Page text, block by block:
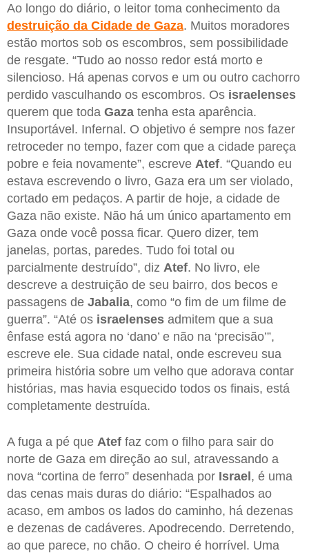
Ao longo do diário, o leitor toma conhecimento da
destruição da Cidade de Gaza. Muitos moradores
estão mortos sob os escombros, sem possibilidade
de resgate. “Tudo ao nosso redor está morto e
silencioso. Há apenas corvos e um ou outro cachorro
perdido vasculhando os escombros. Os israelenses
querem que toda Gaza tenha esta aparência.
Insuportável. Infernal. O objetivo é sempre nos fazer
retroceder no tempo, fazer com que a cidade pareça
pobre e feia novamente”, escreve Atef. “Quando eu
estava escrevendo o livro, Gaza era um ser violado,
cortado em pedaços. A partir de hoje, a cidade de
Gaza não existe. Não há um único apartamento em
Gaza onde você possa ficar. Quero dizer, tem
janelas, portas, paredes. Tudo foi total ou
parcialmente destruído”, diz Atef. No livro, ele
descreve a destruição de seu bairro, dos becos e
passagens de Jabalia, como “o fim de um filme de
guerra”. “Até os israelenses admitem que a sua
ênfase está agora no ‘dano’ e não na ‘precisão’”,
escreve ele. Sua cidade natal, onde escreveu sua
primeira história sobre um velho que adorava contar
histórias, mas havia esquecido todos os finais, está
completamente destruída.
A fuga a pé que Atef faz com o filho para sair do
norte de Gaza em direção ao sul, atravessando a
nova “cortina de ferro” desenhada por Israel, é uma
das cenas mais duras do diário: “Espalhados ao
acaso, em ambos os lados do caminho, há dezenas
e dezenas de cadáveres. Apodrecendo. Derretendo,
ao que parece, no chão. O cheiro é horrível. Uma